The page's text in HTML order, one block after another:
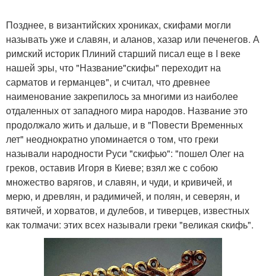
Позднее, в византийских хрониках, скифами могли
называть уже и славян, и аланов, хазар или печенегов. А
римский историк Плиний старший писал еще в I веке
нашей эры, что "Название"скифы" переходит на
сарматов и германцев", и считал, что древнее
наименование закрепилось за многими из наиболее
отдаленных от западного мира народов. Название это
продолжало жить и дальше, и в "Повести Временных
лет" неоднократно упоминается о том, что греки
называли народности Руси "скифью": "пошел Олег на
греков, оставив Игоря в Киеве; взял же с собою
множество варягов, и славян, и чуди, и кривичей, и
мерю, и древлян, и радимичей, и полян, и северян, и
вятичей, и хорватов, и дулебов, и тиверцев, известных
как толмачи: этих всех называли греки "великая скифь".